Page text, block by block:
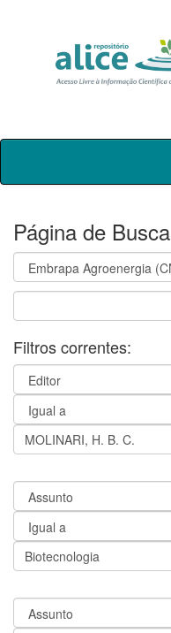
Skip
Página de Busca
Filtros correntes: